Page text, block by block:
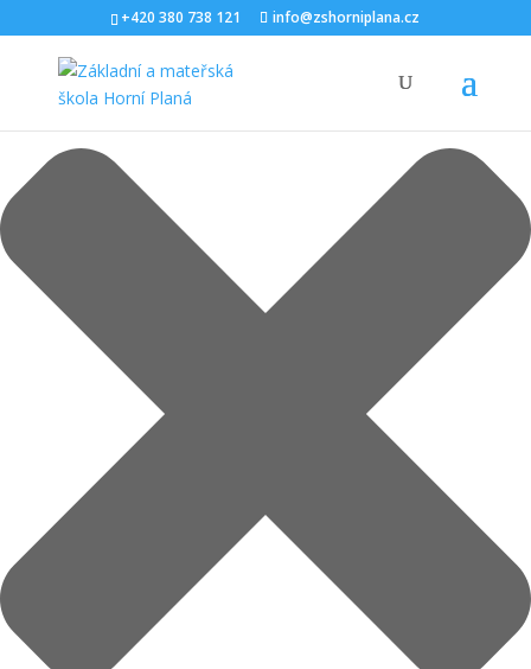
Spravovat Souhlas s cookies
+420 380 738 121 info@zshorniplana.cz